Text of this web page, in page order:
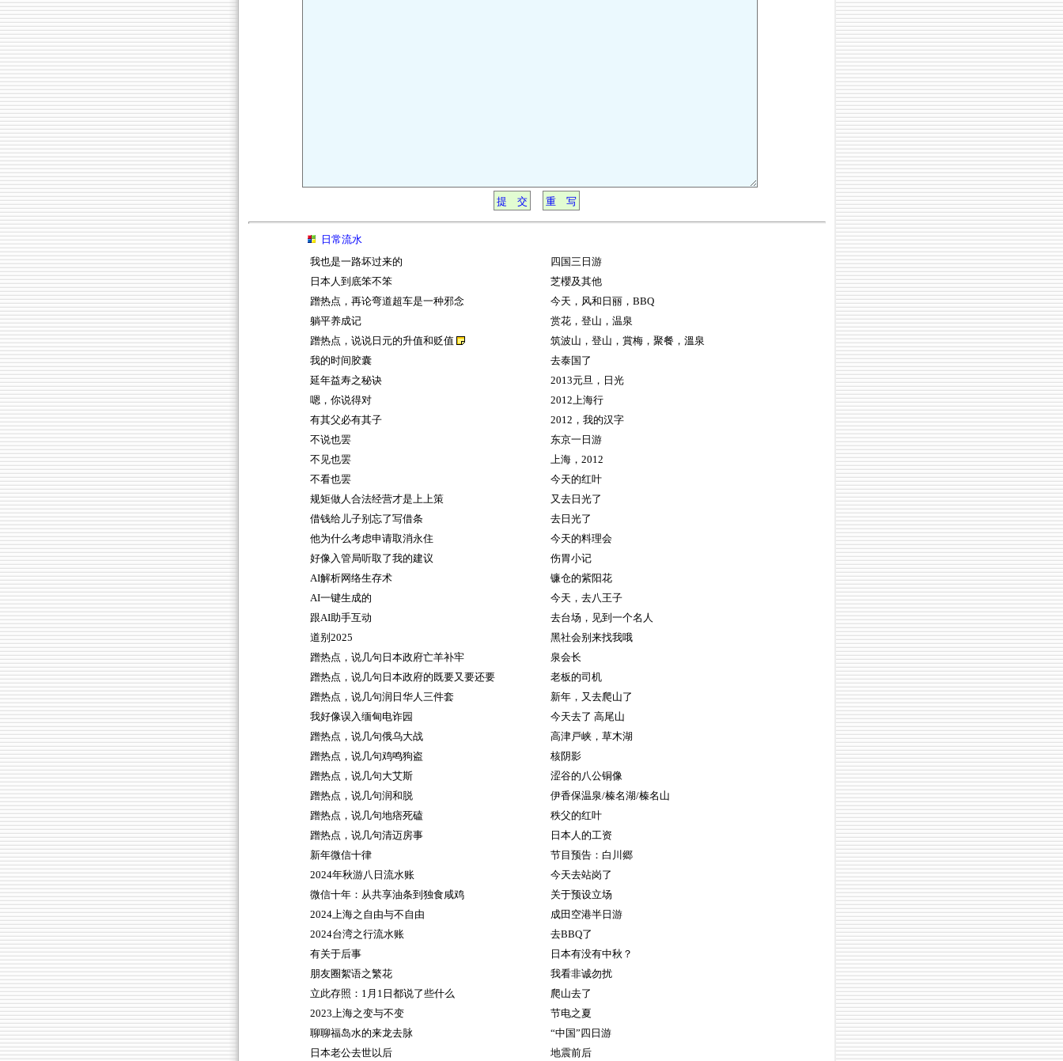
日常流水
我也是一路坏过来的
日本人到底笨不笨
蹭热点，再论弯道超车是一种邪念
躺平养成记
蹭热点，说说日元的升值和贬值
我的时间胶囊
延年益寿之秘诀
嗯，你说得对
有其父必有其子
不说也罢
不见也罢
不看也罢
规矩做人合法经营才是上上策
借钱给儿子别忘了写借条
他为什么考虑申请取消永住
好像入管局听取了我的建议
AI解析网络生存术
AI一键生成的
跟AI助手互动
道别2025
蹭热点，说几句日本政府亡羊补牢
蹭热点，说几句日本政府的既要又要还要
蹭热点，说几句润日华人三件套
我好像误入缅甸电诈园
蹭热点，说几句俄乌大战
蹭热点，说几句鸡鸣狗盗
蹭热点，说几句大艾斯
蹭热点，说几句润和脱
蹭热点，说几句地痞死磕
蹭热点，说几句清迈房事
新年微信十律
2024年秋游八日流水账
微信十年：从共享油条到独食咸鸡
2024上海之自由与不自由
2024台湾之行流水账
有关于后事
朋友圈絮语之繁花
立此存照：1月1日都说了些什么
2023上海之变与不变
聊聊福岛水的来龙去脉
日本老公去世以后
四国三日游
芝櫻及其他
今天，风和日丽，BBQ
赏花，登山，温泉
筑波山，登山，賞梅，聚餐，溫泉
去泰国了
2013元旦，日光
2012上海行
2012，我的汉字
东京一日游
上海，2012
今天的红叶
又去日光了
去日光了
今天的料理会
伤胃小记
镰仓的紫阳花
今天，去八王子
去台场，见到一个名人
黑社会别来找我哦
泉会长
老板的司机
新年，又去爬山了
今天去了 高尾山
高津戸峡，草木湖
核阴影
涩谷的八公铜像
伊香保温泉/榛名湖/榛名山
秩父的红叶
日本人的工资
节目预告：白川郷
今天去站岗了
关于预设立场
成田空港半日游
去BBQ了
日本有没有中秋？
我看非诚勿扰
爬山去了
节电之夏
“中国”四日游
地震前后